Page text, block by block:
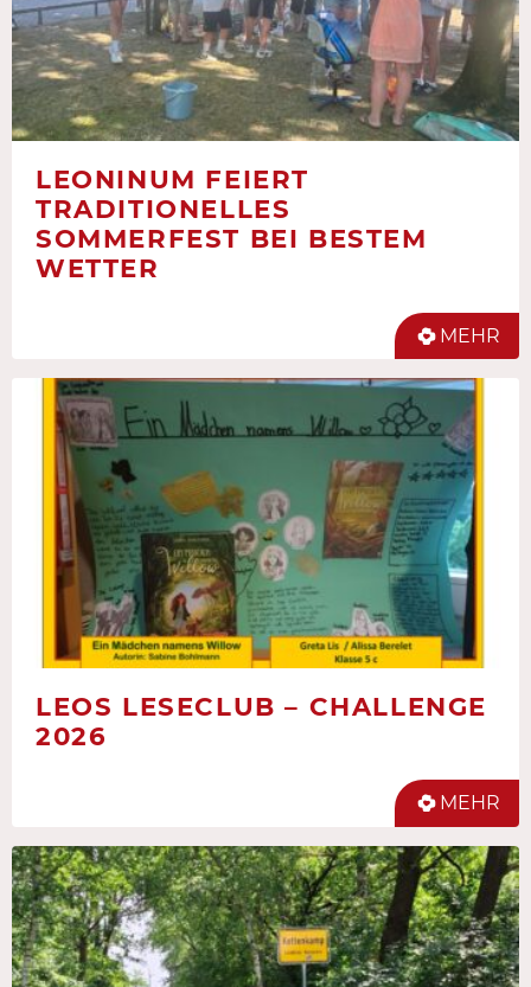
LEONINUM FEIERT
TRADITIONELLES
SOMMERFEST BEI BESTEM
WETTER
MEHR
LEOS LESECLUB – CHALLENGE
2026
MEHR